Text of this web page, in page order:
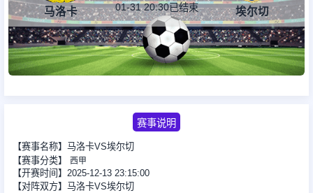
足球新闻
篮球新闻
马洛卡 01-31 20:30已结束 埃尔切
赛事说明
【赛事名称】马洛卡VS埃尔切
【赛事分类】
西甲
【开赛时间】2025-12-13 23:15:00
【对阵双方】马洛卡VS埃尔切